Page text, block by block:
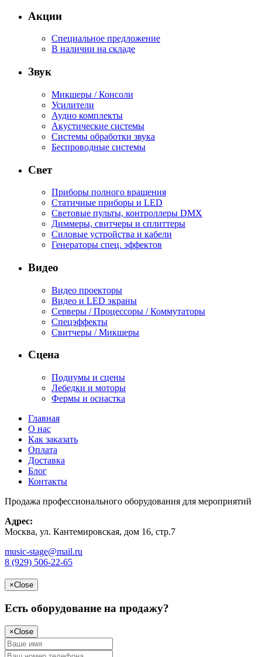
Акции
Специальное предложение
В наличии на складе
Звук
Микшеры / Консоли
Усилители
Аудио комплекты
Акустические системы
Системы обработки звука
Беспроводные системы
Свет
Приборы полного вращения
Статичные приборы и LED
Световые пульты, контроллеры DMX
Диммеры, свитчеры и сплиттеры
Силовые устройства и кабели
Генераторы спец. эффектов
Видео
Видео проекторы
Видео и LED экраны
Серверы / Процессоры / Коммутаторы
Спецэффекты
Свитчеры / Микшеры
Сцена
Подиумы и сцены
Лебедки и моторы
Фермы и оснастка
Главная
О нас
Как заказать
Оплата
Доставка
Блог
Контакты
Продажа профессионального оборудования для мероприятий
Адрес:
Москва, ул. Кантемировская, дом 16, стр.7
music-stage@mail.ru
8 (929) 506-22-65
×Close
Есть оборудование на продажу?
×Close